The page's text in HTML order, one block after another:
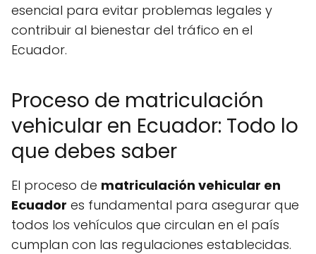
esencial para evitar problemas legales y
contribuir al bienestar del tráfico en el
Ecuador.
Proceso de matriculación
vehicular en Ecuador: Todo lo
que debes saber
El proceso de matriculación vehicular en
Ecuador es fundamental para asegurar que
todos los vehículos que circulan en el país
cumplan con las regulaciones establecidas.